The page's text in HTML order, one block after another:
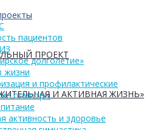
ПРОЕКТ
И АКТИВНАЯ ЖИЗНЬ»
пациентов
долголетие»
жизни
и профилактические
осмотры
активность и здоровье